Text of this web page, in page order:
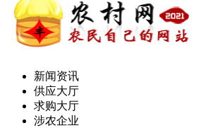
新闻资讯
供应大厅
求购大厅
涉农企业